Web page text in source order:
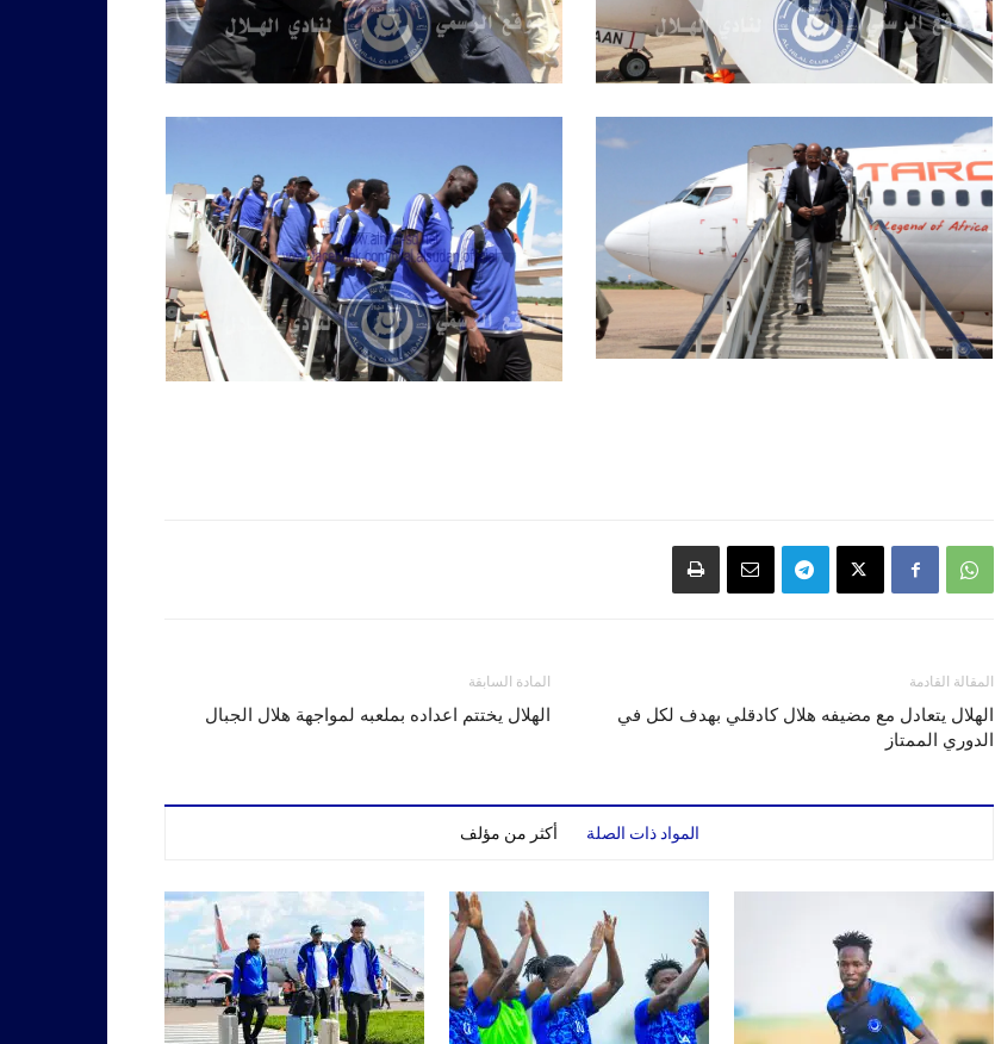
المادة السابقة
الهلال يختتم اعداده بملعبه لمواجهة هلال الجبال
المقالة القادمة
الهلال يتعادل مع مضيفه هلال كادقلي بهدف لكل في
الدوري الممتاز
المواد ذات الصلة أكثر من مؤلف